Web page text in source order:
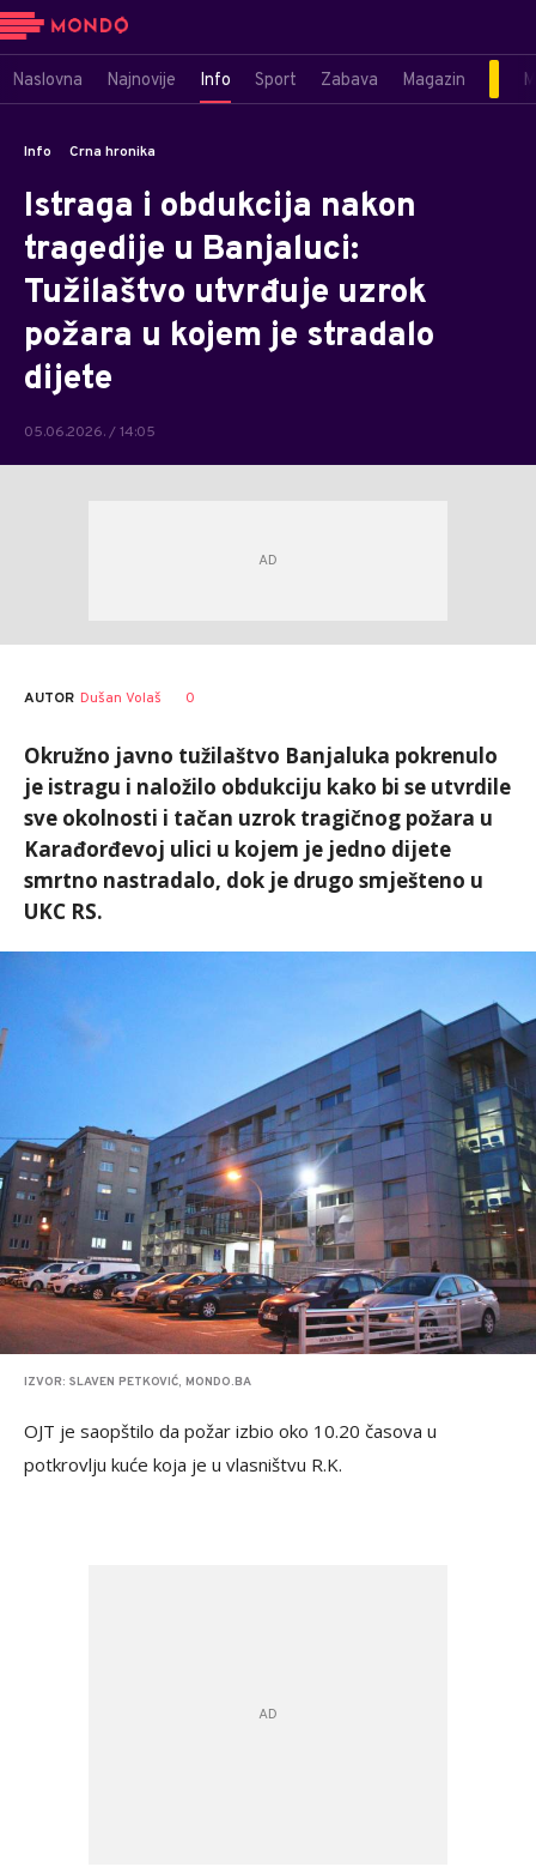
Naslovna Najnovije Info Sport Zabava Magazin
Info Crna hronika
Istraga i obdukcija nakon
tragedije u Banjaluci:
Tužilaštvo utvrđuje uzrok
požara u kojem je stradalo
dijete
05.06.2026. / 14:05
AUTOR Dušan Volaš 0
Okružno javno tužilaštvo Banjaluka pokrenulo
je istragu i naložilo obdukciju kako bi se utvrdile
sve okolnosti i tačan uzrok tragičnog požara u
Karađorđevoj ulici u kojem je jedno dijete
smrtno nastradalo, dok je drugo smješteno u
UKC RS.
IZVOR: SLAVEN PETKOVIĆ, MONDO.BA
OJT je saopštilo da požar izbio oko 10.20 časova u
potkrovlju kuće koja je u vlasništvu R.K.